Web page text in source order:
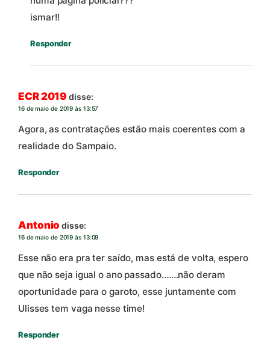
ismar!!
Responder
ECR 2019 disse:
16 de maio de 2019 às 13:57
Agora, as contratações estão mais coerentes com a
realidade do Sampaio.
Responder
Antonio disse:
16 de maio de 2019 às 13:09
Esse não era pra ter saído, mas está de volta, espero
que não seja igual o ano passado…….não deram
oportunidade para o garoto, esse juntamente com
Ulisses tem vaga nesse time!
Responder